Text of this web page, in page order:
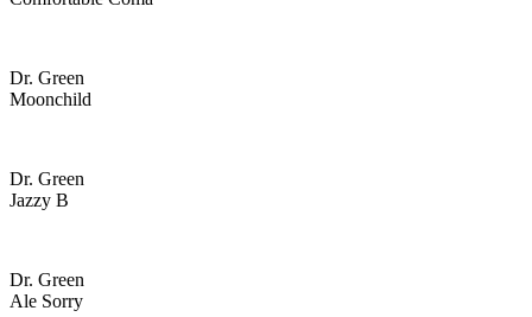
Dr. Green
Moonchild
Dr. Green
Jazzy B
Dr. Green
Ale Sorry